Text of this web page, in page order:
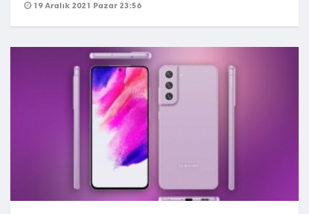
19 Aralık 2021 Pazar 23:56